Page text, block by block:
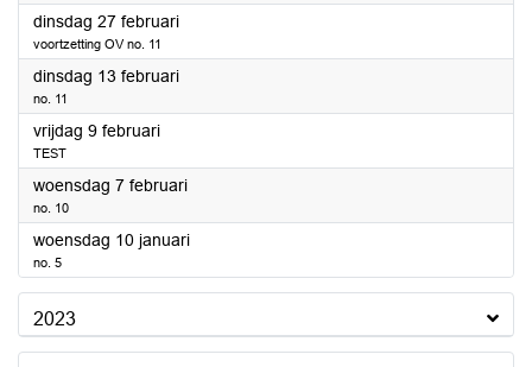
dinsdag 27 februari2024
voortzetting OV no. 11
dinsdag 13 februari2024
no. 11
vrijdag 9 februari2024
TEST
woensdag 7 februari2024
no. 10
woensdag 10 januari2024
no. 5
2023